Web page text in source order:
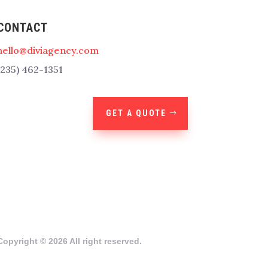
462-1351
GET A QUOTE
© 2026 All right reserved.